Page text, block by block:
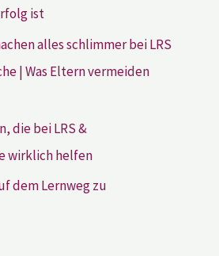
ist
alles schlimmer bei LRS
| Was Eltern vermeiden
die bei LRS &
wirklich helfen
dem Lernweg zu